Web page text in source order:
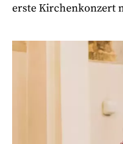
erste Kirchenkonzert